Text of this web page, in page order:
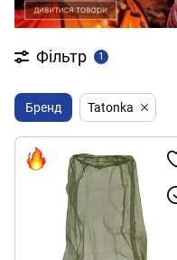
Фільтр 1
Бренд Tatonka